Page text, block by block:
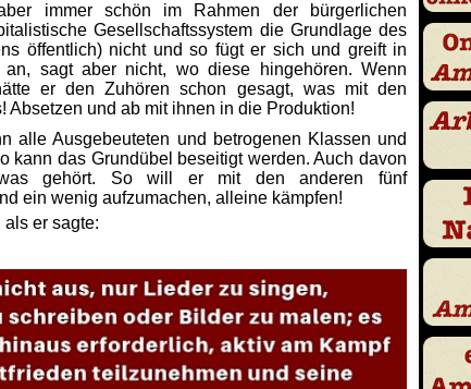
immer schön im Rahmen der bürgerlichen
Gesellschaftssystem die Grundlagedes
öffentlich) nicht und so fügt er sich und greift in
an, sagt aber nicht, wodiese hingehören. Wenn
er den Zuhören schon gesagt, wasmit den
und ab mit ihnen in die Produktion!
alle Ausgebeuteten und betrogenen Klassen und
kann das Grundübel beseitigt werden. Auch davon
gehört. So will er mit den anderen fünf
ein wenig aufzumachen, alleine kämpfen!
als er sagte: